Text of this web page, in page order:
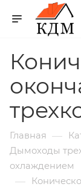
Главная —
Дымоходы
охлаждением
—